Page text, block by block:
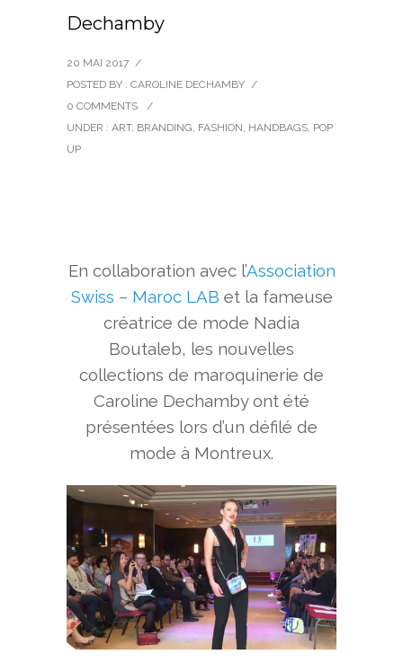
Dechamby
20 MAI 2017 /
POSTED BY : CAROLINE DECHAMBY /
0 COMMENTS
/
UNDER : ART, BRANDING, FASHION, HANDBAGS, POP
UP
En collaboration avec l’Association
Swiss – Maroc LAB et la fameuse
créatrice de mode Nadia
Boutaleb, les nouvelles
collections de maroquinerie de
Caroline Dechamby ont été
présentées lors d’un défilé de
mode à Montreux.